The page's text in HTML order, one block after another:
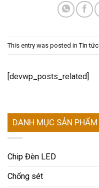
This entry was posted inTin tức
[devwp_posts_related]
DANH MỤC SẢN PHẨM
Chip Đèn LED
Chống sét